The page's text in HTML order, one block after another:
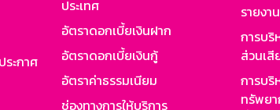
ะกาศ
ประเทศ
อัตราดอกเบี้ยเงินฝาก
อัตราดอกเบี้ยเงินกู้
อัตราค่าธรรมเนียม
ช่องทางการให้บริการ
รายง
การบริ
ส่วนเสี
การบ
ทรัพย